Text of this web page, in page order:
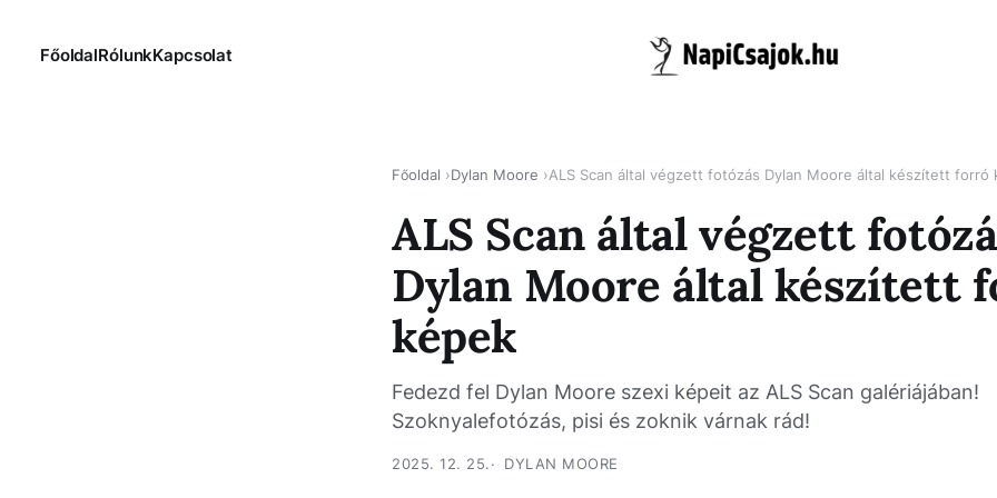
FőoldalRólunkKapcsolat
Főoldal Dylan Moore ALS Scan által végzett fotózás Dylan Moore által készített forró
ALS Scan által végzett
Dylan Moore által készített
képek
Fedezd fel Dylan Moore szexi képeit az ALS Scan galériájában!
Szoknyalefotózás, pisi és zoknik várnak rád!
2025. 12. 25. DYLAN MOORE